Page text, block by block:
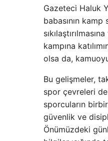
Gazeteci Haluk
babasının
kampına
olsa da,
Bu gelişmeler,
spor çevreleri de
sporcuların
güvenlik ve
Önümüzdeki